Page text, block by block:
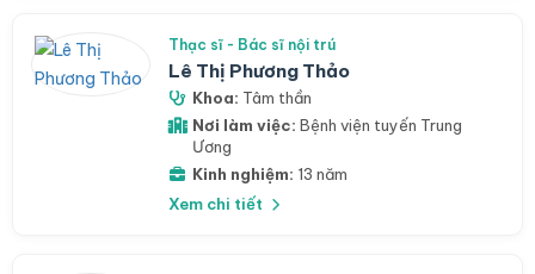
Thạc sĩ - Bác sĩ nội trú
Lê Thị Phương Thảo
Khoa: Tâm thần
Nơi làm việc: Bệnh viện tuyến Trung
Ương
Kinh nghiệm: 13 năm
Xem chi tiết